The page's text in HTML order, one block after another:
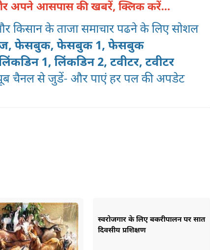
अपने आसपास की खबरें, क्लिक करें…
किसान के ताजा समाचार पढने के लिए सोशल
फेसबुक, फेसबुक 1, फेसबुक
1, लिंकडिन 2, टवीटर, टवीटर
चैनलसे जुडें- और पाएं हर पल की अपडेट
स्वरोजगार के लिए बकरीपालन पर सात
दिवसीय प्रशिक्षण